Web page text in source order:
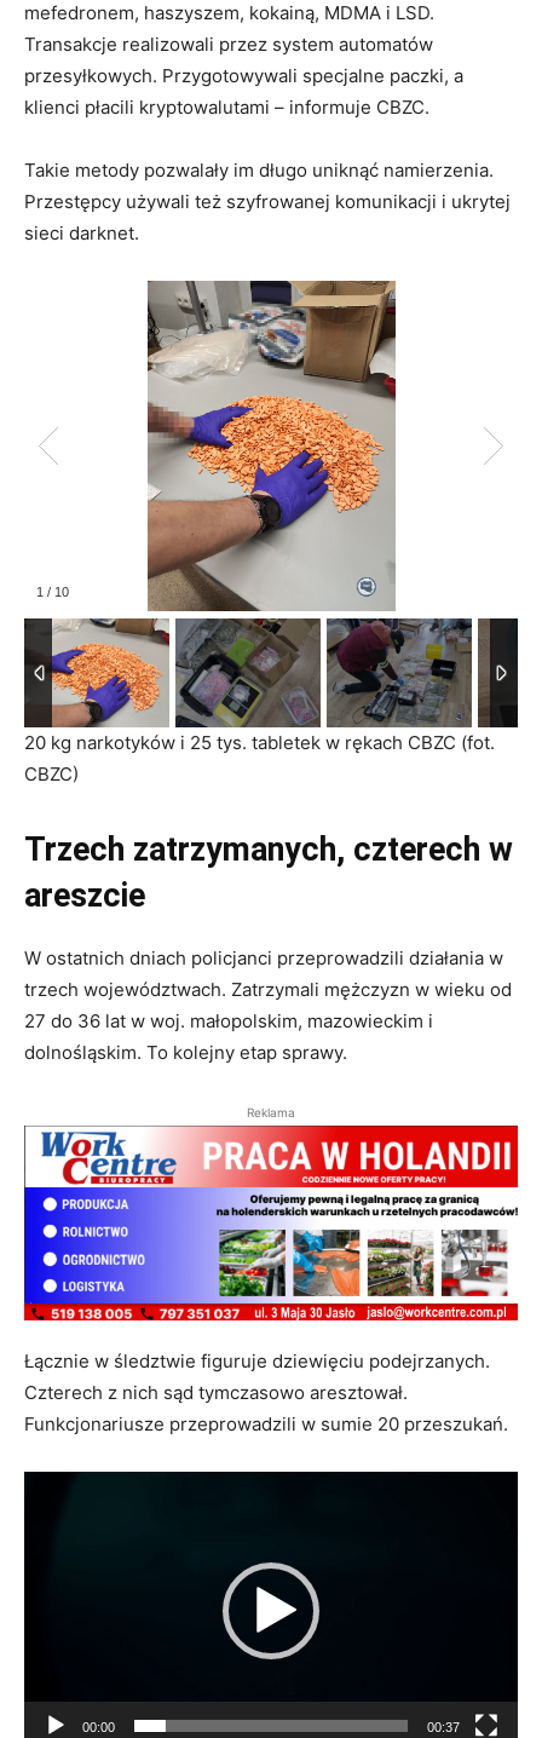
mefedronem, haszyszem, kokainą, MDMA i LSD.
Transakcje realizowali przez system automatów
przesyłkowych. Przygotowywali specjalne paczki, a
klienci płacili kryptowalutami – informuje CBZC.
Takie metody pozwalały im długo uniknąć namierzenia.
Przestępcy używali też szyfrowanej komunikacji i ukrytej
sieci darknet.
1 / 10
20 kg narkotyków i 25 tys. tabletek w rękach CBZC (fot.
CBZC)
Trzech zatrzymanych, czterech w
areszcie
W ostatnich dniach policjanci przeprowadzili działania w
trzech województwach. Zatrzymali mężczyzn w wieku od
27 do 36 lat w woj. małopolskim, mazowieckim i
dolnośląskim. To kolejny etap sprawy.
Reklama
Łącznie w śledztwie figuruje dziewięciu podejrzanych.
Czterech z nich sąd tymczasowo aresztował.
Funkcjonariusze przeprowadzili w sumie 20 przeszukań.
00:00 00:37